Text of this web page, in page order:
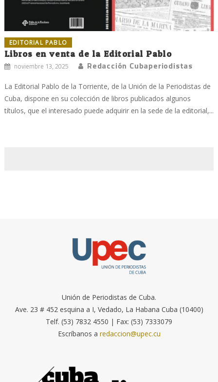
EDITORIAL PABLO
Libros en venta de la Editorial Pablo
noviembre 13, 2025 Redacción Cubaperiodistas
La Editorial Pablo de la Torriente, de la Unión de la Periodistas de
Cuba, dispone en su colección de libros publicados algunos
títulos, que el interesado puede adquirir en la sede de la editorial,...
Unión de Periodistas de Cuba.
Ave. 23 # 452 esquina a I, Vedado, La Habana Cuba (10400)
Telf. (53) 7832 4550 | Fax: (53) 7333079
Escríbanos a redaccion@upec.cu